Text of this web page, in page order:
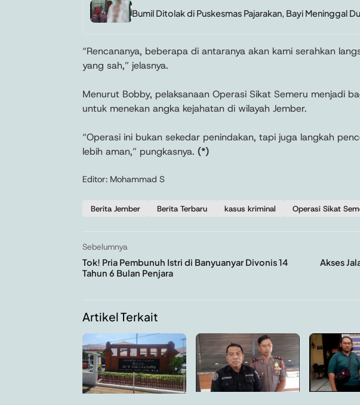
Bumil Ditolak di Puskesmas Pajarakan, Bayi Meninggal
“Rencananya, beberapa di antaranya akan kami serahkan
yang sah,” jelasnya.
Menurut Bobby, pelaksanaan Operasi Sikat Semeru menjadi
untuk menekan angka kejahatan di wilayah Jember.
“Operasi ini bukan sekedar penindakan, tapi juga langkah
lebih aman,” pungkasnya. (*)
Editor: Mohammad S
Berita Jember Berita Terbaru kasus kriminal Operasi Sikat
Sebelumnya
Tok! Pria Pembunuh Istri di Banyuanyar Divonis 14
Tahun 6 Bulan Penjara
Akses
Artikel Terkait